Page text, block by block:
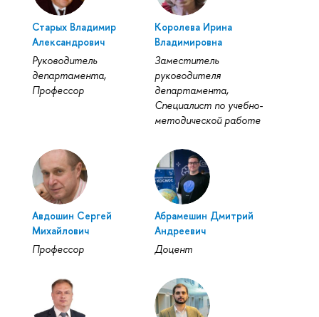
Старых Владимир
Александрович
Руководитель
департамента,
Профессор
Королева Ирина
Владимировна
Заместитель
руководителя
департамента,
Специалист по учебно-
методической работе
Авдошин Сергей
Михайлович
Профессор
Абрамешин Дмитрий
Андреевич
Доцент